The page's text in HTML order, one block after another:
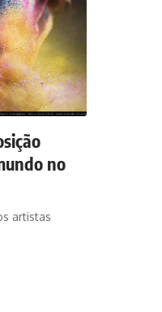
no
artistas